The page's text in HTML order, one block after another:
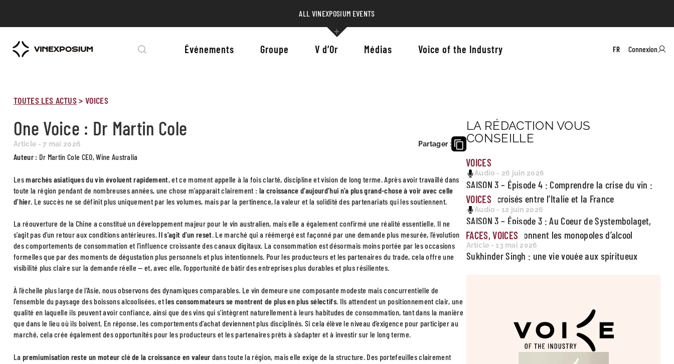
ALL VINEXPOSIUM EVENTS
Événements Groupe V d’Or Médias Voice of the Industry FR Connexion
TOUTES LES ACTUS >VOICES
One Voice : Dr Martin Cole
Article - 7 mai 2026 Partager :
Auteur : Dr Martin Cole CEO, Wine Australia
Lesmarchés asiatiques du vin évoluent rapidement, et ce moment appelle à la fois clarté, discipline et vision de long terme. Après avoir travaillé dans
toute la région pendant de nombreuses années, une chose m’apparaît clairement : la croissance d’aujourd’hui n’a plus grand-chose à voir avec celle
d’hier. Le succès ne se définit plus uniquement par les volumes, mais par la pertinence, la valeur et la solidité des partenariats qui les soutiennent.
La réouverture de la Chine a constitué un développement majeur pour le vin australien, mais elle a également confirmé une réalité essentielle. Il ne
s’agit pas d’un retour aux conditions antérieures.Il s’agit d’un reset. Le marché qui a réémergé est façonné par une demande plus mesurée, l’évolution
des comportements de consommation et l’influence croissante des canaux digitaux. La consommation est désormais moins portée par les occasions
formelles que par des moments de dégustation plus personnels et plus intentionnels. Pour les producteurs et les partenaires du trade, cela offre une
visibilité plus claire sur la demande réelle — et, avec elle, l’opportunité de bâtir des entreprises plus durables et plus résilientes.
À l’échelle plus large de l’Asie, nous observons des dynamiques comparables. Le vin demeure une composante modeste mais concurrentielle de
l’ensemble du paysage des boissons alcoolisées, etles consommateurs se montrent de plus en plus sélectifs. Ils attendent un positionnement clair, une
qualité en laquelle ils peuvent avoir confiance, ainsi que des vins qui s’intègrent naturellement à leurs habitudes de consommation, tant dans la manière
que dans le lieu où ils boivent. En réponse, les comportements d’achat deviennent plus disciplinés. Si cela élève le niveau d’exigence pour participer au
marché, cela crée également des opportunités pour les producteurs et les partenaires prêts à s’adapter et à investir sur le long terme.
La premiumisation reste un moteur clé de la croissance en valeur dans toute la région, mais elle exige de la structure. Des portefeuilles clairement
LA RÉDACTION VOUS
CONSEILLE
VOICES
Audio - 26 juin 2026
SAISON 3 – Épisode 4 : Comprendre la crise du vin :
regards croisés entre l’Italie et la France
VOICES
Audio - 12 juin 2026
SAISON 3 – Épisode 3 : Au Coeur de Systembolaget,
comment fonctionnent les monopoles d’alcool
FACES, VOICES
Article - 13 mai 2026
Sukhinder Singh : une vie vouée aux spiritueux